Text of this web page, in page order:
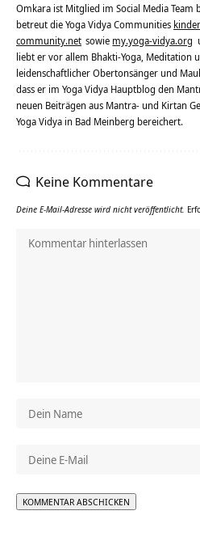
Omkara ist Mitglied im Social Media Team
betreut die Yoga Vidya Communities
community.net sowie my.yoga-vidya.org
liebt er vor allem Bhakti-Yoga, Meditation
leidenschaftlicher Obertonsänger und
dass er im Yoga Vidya Hauptblog den
neuen Beiträgen aus Mantra- und Kirtan
Yoga Vidya in Bad Meinberg bereichert.
Keine Kommentare
Deine E-Mail-Adresse wird nicht veröffentlicht.